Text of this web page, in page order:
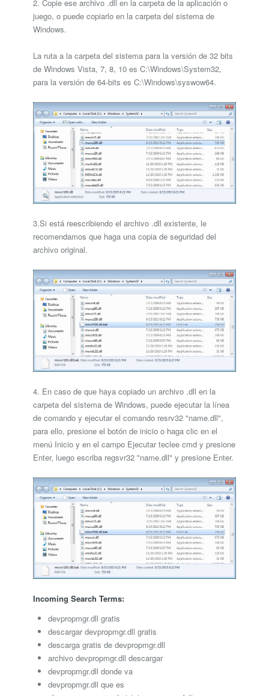
2. Copie ese archivo .dll en la carpeta de la aplicación o
juego, o puede copiarlo en la carpeta del sistema de
Windows.
La ruta a la carpeta del sistema para la versión de 32 bits
de Windows Vista, 7, 8, 10 es C:\Windows\System32,
para la versión de 64-bits es C:\Windows\syswow64.
3.Si está reescribiendo el archivo .dll existente, le
recomendamos que haga una copia de seguridad del
archivo original.
4. En caso de que haya copiado un archivo .dll en la
carpeta del sistema de Windows, puede ejecutar la línea
de comando y ejecutar el comando resrv32 "name.dll",
para ello, presione el botón de inicio o haga clic en el
menú Inicio y en el campo Ejecutar teclee cmd y presione
Enter, luego escriba regsvr32 "name.dll" y presione Enter.
Incoming Search Terms:
devpropmgr.dll gratis
descargar devpropmgr.dll gratis
descarga gratis de devpropmgr.dll
archivo devpropmgr.dll descargar
devpropmgr.dll donde va
devpropmgr.dll que es